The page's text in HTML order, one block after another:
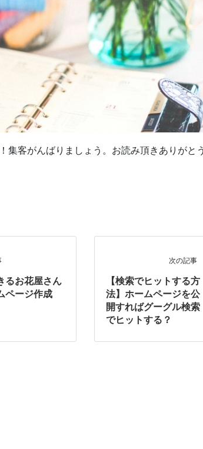
集客がんばりましょう。お読み頂きありがと
るお花屋さん
ページ作成
次の記事
【検索でヒットする方
法】ホームページを公
開すればグーグル検索
でヒットする？